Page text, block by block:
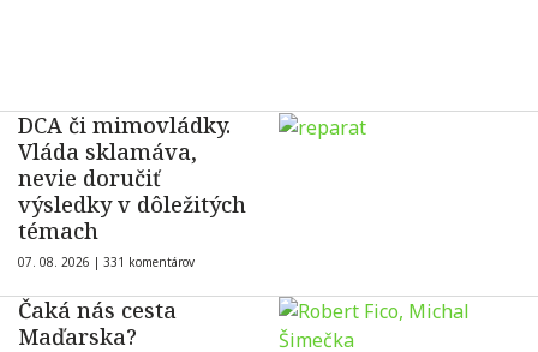
DCA či mimovládky.
Vláda sklamáva,
nevie doručiť
výsledky v dôležitých
témach
07. 08. 2026 | 331 komentárov
Čaká nás cesta
Maďarska?